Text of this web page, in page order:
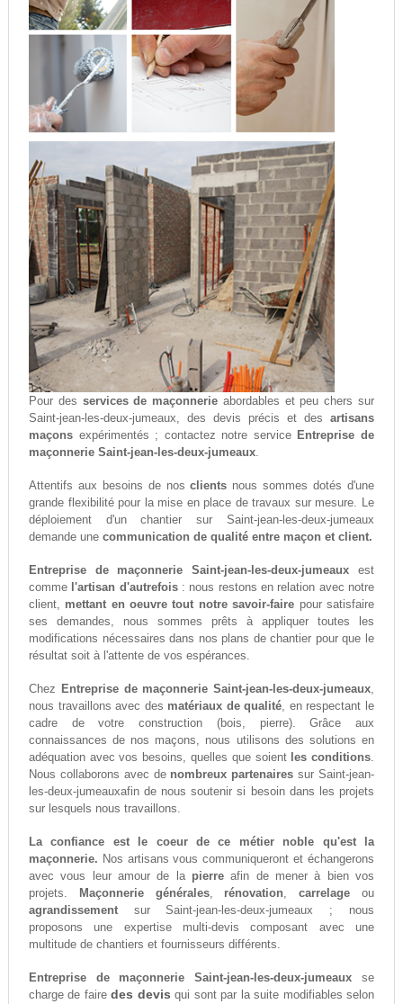
Pour des services de maçonnerie abordables et peu chers sur
Saint-jean-les-deux-jumeaux, des devis précis et desartisans
maçonsexpérimentés ; contactez notre service Entreprise de
maçonnerie Saint-jean-les-deux-jumeaux.
Attentifs aux besoins de nosclients nous sommes dotés d'une
grande flexibilité pour la mise en place de travaux sur mesure. Le
déploiement d'un chantier sur Saint-jean-les-deux-jumeaux
demande une communication de qualité entre maçon et client.
Entreprise de maçonnerie Saint-jean-les-deux-jumeaux est
comme l'artisan d'autrefois: nous restons en relation avec notre
client, mettant en oeuvre tout notre savoir-faire pour satisfaire
ses demandes, nous sommes prêts à appliquer toutes les
modifications nécessaires dans nos plans de chantier pour que le
résultat soit à l'attente de vos espérances.
Chez Entreprise de maçonnerie Saint-jean-les-deux-jumeaux,
nous travaillons avec des matériaux de qualité, en respectant le
cadre de votre construction (bois, pierre). Grâce aux
connaissances de nos maçons, nous utilisons des solutions en
adéquation avec vos besoins, quelles que soient les conditions.
Nous collaborons avec de nombreux partenaires sur Saint-jean-
les-deux-jumeauxafin de nous soutenir si besoin dans les projets
sur lesquels nous travaillons.
La confiance est le coeur de ce métier noble qu'est la
maçonnerie. Nos artisans vous communiqueront et échangerons
avec vous leur amour de la pierre afin de mener à bien vos
projets.
Maçonnerie générales, rénovation,carrelage ou
agrandissementsur Saint-jean-les-deux-jumeaux ; nous
proposons une expertise multi-devis composant avec une
multitude de chantiers et fournisseurs différents.
Entreprise de maçonnerie Saint-jean-les-deux-jumeaux se
charge de fairedes devis qui sont par la suite modifiables selon